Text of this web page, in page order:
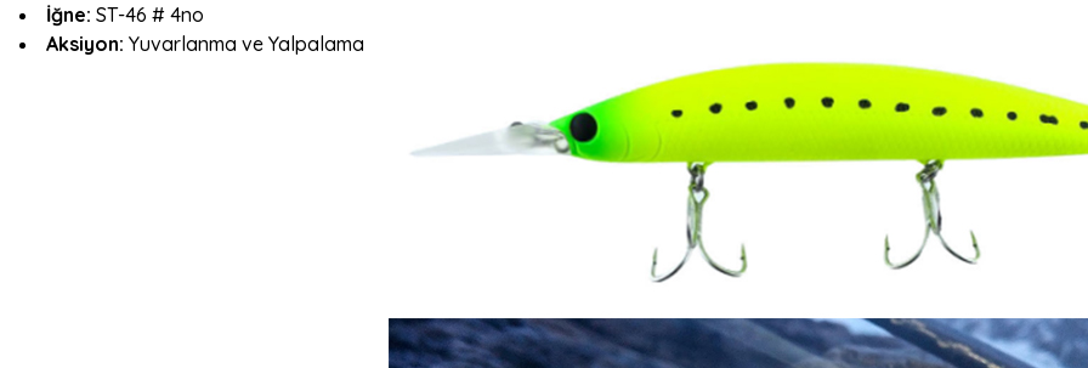
İğne: ST-46 # 4no
Aksiyon: Yuvarlanma ve Yalpalama